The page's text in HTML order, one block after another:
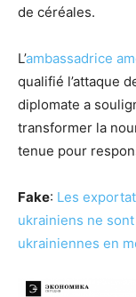
de céréales.
L’ambassadrice
qualifié l’attaque
diplomate a
transformer la
tenue pour
Fake: Les
ukrainiens ne
ukrainiennes en